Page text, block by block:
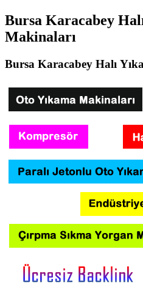
Bursa Karacabey
Makinaları
Bursa Karacabey Halı